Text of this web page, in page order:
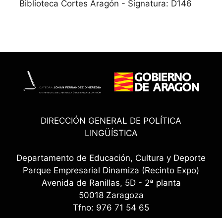
Biblioteca Cortes Aragón - Signatura: D146
DIRECCIÓN GENERAL DE POLÍTICA
LINGÜÍSTICA
Departamento de Educación, Cultura y Deporte
Parque Empresarial Dinamiza (Recinto Expo)
Avenida de Ranillas, 5D - 2ª planta
50018 Zaragoza
Tfno: 976 71 54 65